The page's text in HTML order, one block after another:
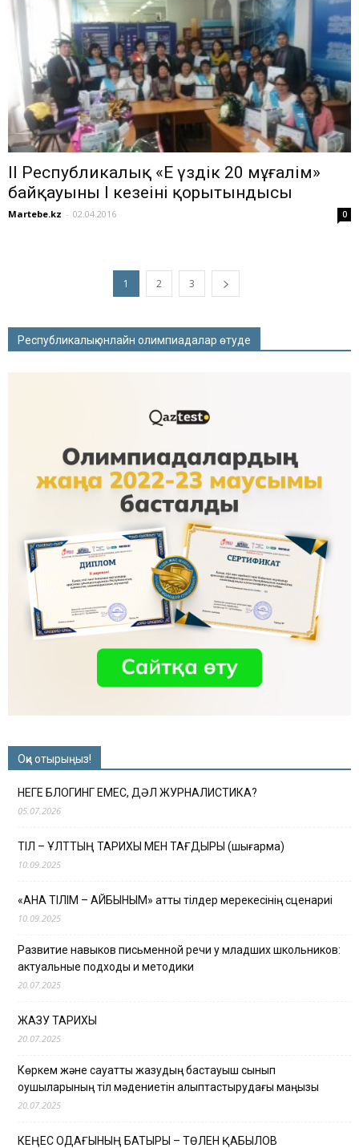
ІІ Республикалық «Ең үздік 20 мұғалім»
байқауының І кезеңінің қорытындысы
Martebe.kz - 02.04.2016 0
1 2 3
Республикалық онлайн олимпиадалар өтуде
Оқи отырыңыз!
НЕГЕ БЛОГИНГ ЕМЕС, ДӘЛ ЖУРНАЛИСТИКА?
05.07.2026
ТІЛ – ҰЛТТЫҢ ТАРИХЫ МЕН ТАҒДЫРЫ (шығарма)
10.09.2025
«АНА ТІЛІМ – АЙБЫНЫМ» атты тілдер мерекесінің сценариі
10.09.2025
Развитие навыков письменной речи у младших школьников:
актуальные подходы и методики
20.07.2025
ЖАЗУ ТАРИХЫ
20.07.2025
Көркем және сауатты жазудың бастауыш сынып
оқушыларының тіл мәдениетін қалыптастырудағы маңызы
20.07.2025
КЕҢЕС ОДАҒЫНЫҢ БАТЫРЫ – ТӨЛЕН ҚАБЫЛОВ